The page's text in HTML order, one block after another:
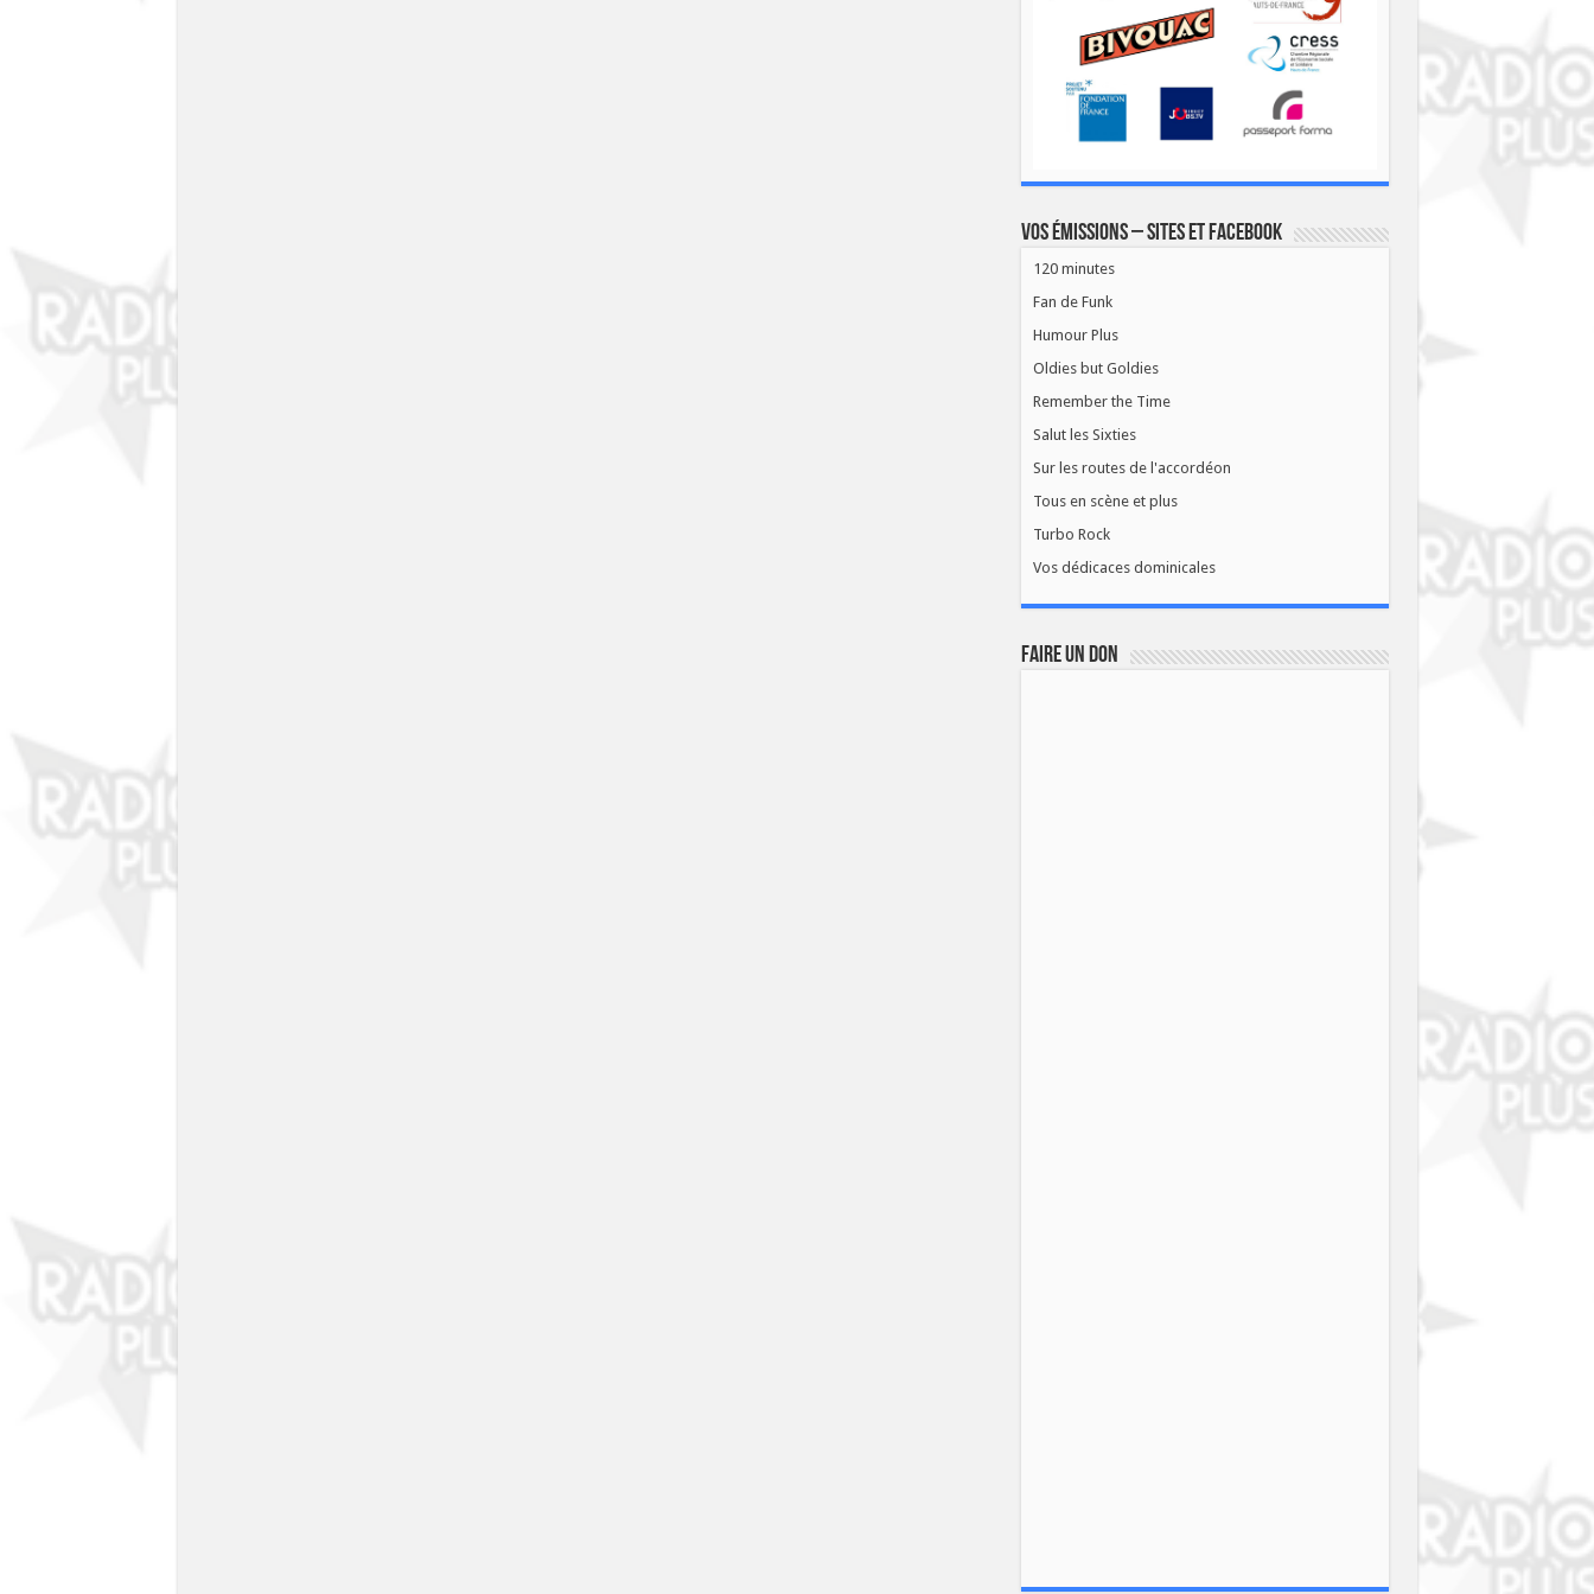
Vos émissions – Sites et Facebook
120 minutes
Fan de Funk
Humour Plus
Oldies but Goldies
Remember the Time
Salut les Sixties
Sur les routes de l'accordéon
Tous en scène et plus
Turbo Rock
Vos dédicaces dominicales
FAIRE UN DON